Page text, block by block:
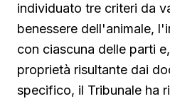
individuato tre criteri da
benessere dell'animale,
con ciascuna delle parti
proprietà risultante dai
specifico, il Tribunale ha